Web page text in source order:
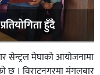
हुँदै
सेन्ट्रल मेघाको आयोजनामा
छ । विराटनगरमा मंगलबार